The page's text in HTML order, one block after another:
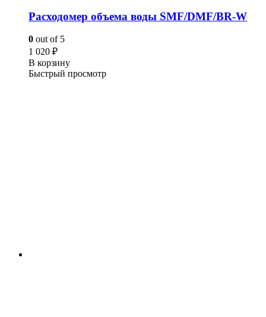
Расходомер объема воды SMF/DMF/BR-W
0 out of 5
1 020 ₽
В корзину
Быстрый просмотр